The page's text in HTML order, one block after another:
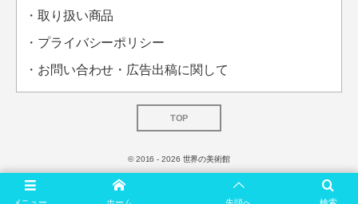
・ 取り扱い商品
・ プライバシーポリシー
・ お問い合わせ・広告出稿に関して
TOP
© 2016 - 2026 世界の美術館